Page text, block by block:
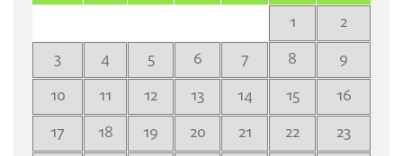
1
2
3
4 5 6 7 8
9
10
11 12 13 14 15
16
17
18 19 20 21 22
23